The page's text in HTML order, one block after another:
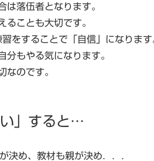
は落伍者となります。
ることも大切です。
をすることで「自信」になります
分もやる気になります。
なのです。
」すると…
決め、教材も親が決め．．．